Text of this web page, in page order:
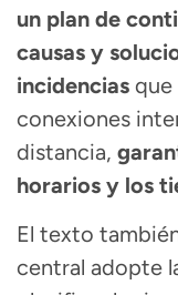
un plan de
causas y
incidencias que
conexiones
distancia,
horarios y los
El texto
central adopte